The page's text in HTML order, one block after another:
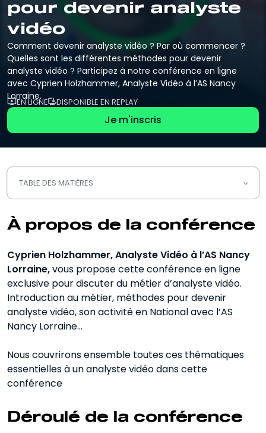
pour devenir analyste
vidéo
Comment devenir analyste vidéo ? Par où commencer ?
Quelles sont les différentes méthodes pour devenir
analyste vidéo ? Participez à notre conférence en ligne
avec Cyprien Holzhammer, Analyste Vidéo à l’AS Nancy
Lorraine.
EN LIGNE DISPONIBLE EN REPLAY
Je m'inscris
TABLE DES MATIÈRES
À propos de la conférence
Cyprien Holzhammer, Analyste Vidéo à l’AS Nancy
Lorraine,vous propose cette conférence en ligne
exclusive pour discuter du métier d’analyste vidéo.
Introduction au métier, méthodes pour devenir
analyste vidéo, son activité en National avec l’AS
Nancy Lorraine…
Nous couvrirons ensemble toutes ces thématiques
essentielles à un analyste vidéo dans cette
conférence
Déroulé de la conférence